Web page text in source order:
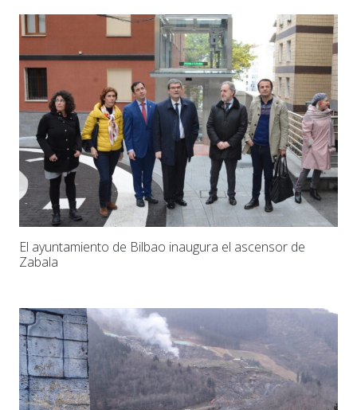
El ayuntamiento de Bilbao inaugura el ascensor de
Zabala